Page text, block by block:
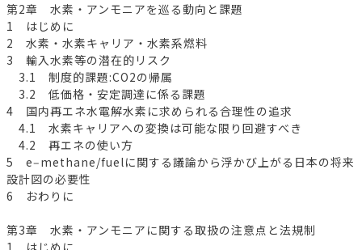
第2章 水素・アンモニアを巡る動向と課題
1 はじめに
2 水素・水素キャリア・水素系燃料
3 輸入水素等の潜在的リスク
3.1 制度的課題:CO2の帰属
3.2 低価格・安定調達に係る課題
4 国内再エネ水電解水素に求められる合理性の追求
4.1 水素キャリアへの変換は可能な限り回避すべき
4.2 再エネの使い方
5 e‒methane/fuelに関する議論から浮かび上がる日本の将来
設計図の必要性
6 おわりに
第3章 水素・アンモニアに関する取扱の注意点と法規制